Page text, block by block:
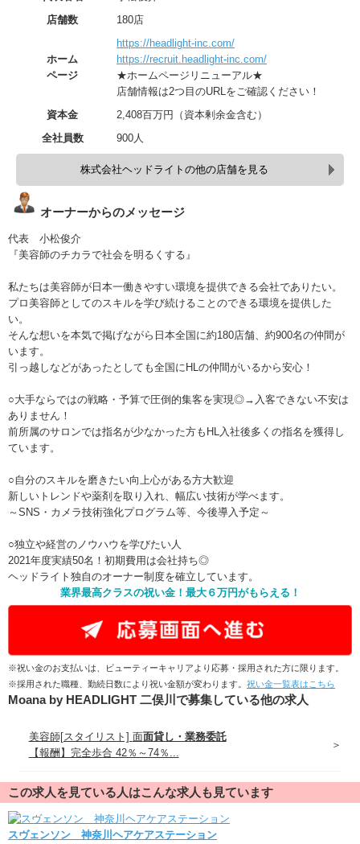
店舗数
180店
ホーム
ページ
https://headlight-inc.com/
https://recruit.headlight-inc.com/
★ホームページリニューアル★
店舗情報は2つ目のURLをご確認ください！
資本金
2,408百万円（資本剰余金含む）
全社員数
900人
株式会社ヘッドライトの他の店舗を見る
オーナーからのメッセージ
代表 小松俊介
『美容師のチカラで社会を明るくする』
私たちは美容師が日本一働きやすい環境を提供できる会社でありたい。
プロ美容師としてのスキルを学び続けることのできる環境を提供した
い。
そんな想いを本気で掲げながら日本全国に約180店舗、約900名の仲間が
います。
引っ越しなどがあったとしても全国にHLの仲間がいるから安心！
○大手ならではの戦略・予算で圧倒的集客を実現◎→入客できない不安は
ありません！
前所属のサロンでは指名が少なかった方もHL入社後多くの指名を獲得し
ています。
○自分のスキルを磨きたい向上心がある方大歓迎
新しいトレンドや薬剤を取り入れ、幅広い技術が学べます。
～SNS・カメラ技術強化プログラム等、今後導入予定～
○独立や経営のノウハウを学びたい人
2021年度実績50名！初期費用は会社持ち◎
ヘッドライト独自のオーナー制度を確立しています。
業界最高クラスの祝い金！最大６万円がもらえる！
※祝い金のお支払いは、ビューティーキャリアより応募・採用された方に限ります。
※採用された職種、勤続日数により祝い金額が変わります。 祝い金一覧表はこちら
Moana by HEADLIGHT 二俣川で募集している他の求人
美容師[スタイリスト] 面面貸し・業務委託
【報酬】完全歩合 42％～74％...
この求人を見ている人はこんな求人も見ています
スヴェンソン 神奈川ヘアケアステーション